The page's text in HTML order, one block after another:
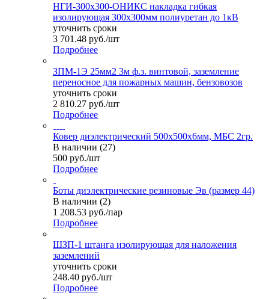
НГИ-300х300-ОНИКС накладка гибкая
изолирующая 300х300мм полиуретан до 1кВ
уточнить сроки
3 701.48 руб./шт
Подробнее
ЗПМ-1Э 25мм2 3м ф.з. винтовой, заземление
переносное для пожарных машин, бензовозов
уточнить сроки
2 810.27 руб./шт
Подробнее
Ковер диэлектрический 500х500х6мм, МБС 2гр.
В наличии (27)
500 руб./шт
Подробнее
Боты диэлектрические резиновые Эв (размер 44)
В наличии (2)
1 208.53 руб./пар
Подробнее
ШЗП-1 штанга изолирующая для наложения
заземлений
уточнить сроки
248.40 руб./шт
Подробнее